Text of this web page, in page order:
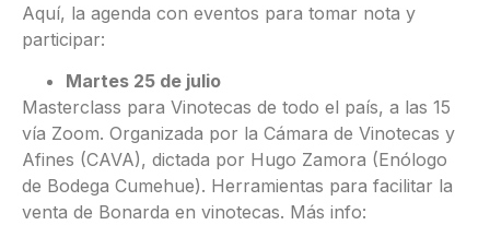
Aquí, la agenda con eventos para tomar nota y
participar:
Martes 25 de julio
Masterclass para Vinotecas de todo el país, a las 15
vía Zoom. Organizada por la Cámara de Vinotecas y
Afines (CAVA), dictada por Hugo Zamora (Enólogo
de Bodega Cumehue). Herramientas para facilitar la
venta de Bonarda en vinotecas. Más info: